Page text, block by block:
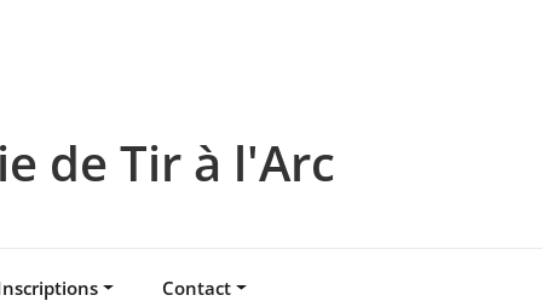
de Tir à l'Arc
Contact